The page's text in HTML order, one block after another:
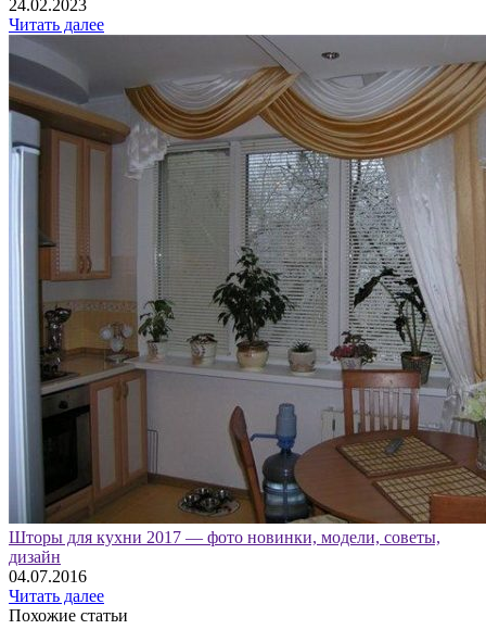
24.02.2023
Читать далее
Шторы для кухни 2017 — фото новинки, модели, советы,
дизайн
04.07.2016
Читать далее
Похожие статьи